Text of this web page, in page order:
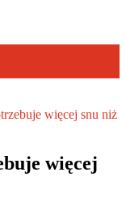
więcej snu niż
więcej